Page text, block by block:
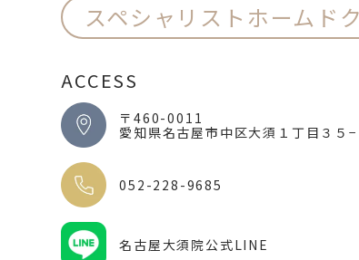
スペシャリストホームド
ACCESS
〒460-0011
愛知県名古屋市中区大須１丁目３５−
052-228-9685
名古屋大須院公式LINE